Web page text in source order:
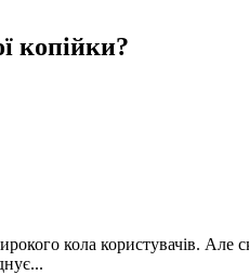
копійки?
кола користувачів. Але
...